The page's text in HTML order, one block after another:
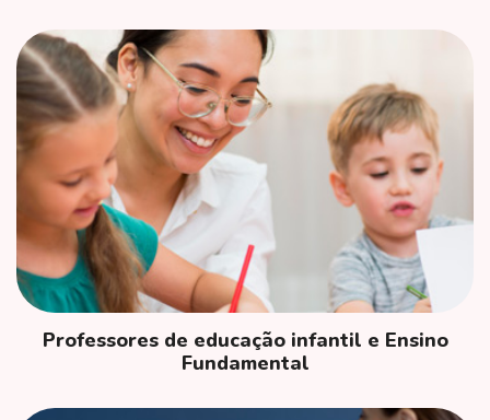
Professores de educação infantil e Ensino
Fundamental